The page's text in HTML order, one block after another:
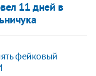
11 дней в
фейковый